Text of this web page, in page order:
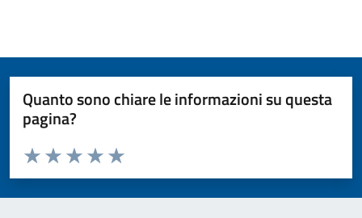
Quanto sono chiare le informazioni su questa
pagina?
Valuta da 1 a 5 stelle la pagina
Valuta 5 stelle su 5
Valuta 4 stelle su 5
Valuta 3 stelle su 5
Valuta 2 stelle su 5
Valuta 1 stelle su 5